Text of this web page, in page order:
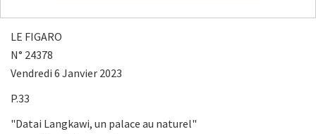
LE FIGARO
N° 24378
Vendredi 6 Janvier 2023
P.33
"Datai Langkawi, un palace au naturel"